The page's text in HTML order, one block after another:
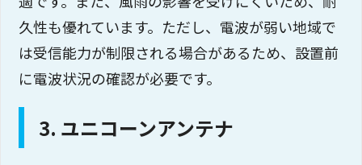
久性も優れています。ただし、電波が弱い地域で
は受信能力が制限される場合があるため、設置前
に電波状況の確認が必要です。
3. ユニコーンアンテナ